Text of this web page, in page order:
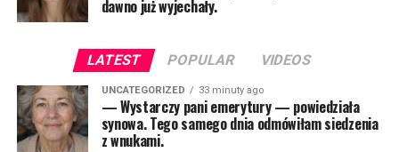
dawno już wyjechały.
LATEST POPULAR VIDEOS
UNCATEGORIZED 33 minuty ago
— Wystarczy pani emerytury — powiedziała
synowa. Tego samego dnia odmówiłam siedzenia
z wnukami.